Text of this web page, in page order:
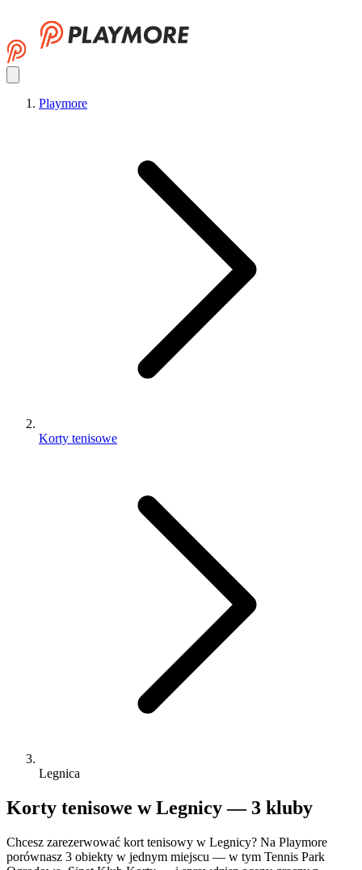
Playmore
Korty tenisowe
Legnica
Korty tenisowe w Legnicy — 3 kluby
Chcesz zarezerwować kort tenisowy w Legnicy? Na Playmore
porównasz 3 obiekty w jednym miejscu — w tym Tennis Park